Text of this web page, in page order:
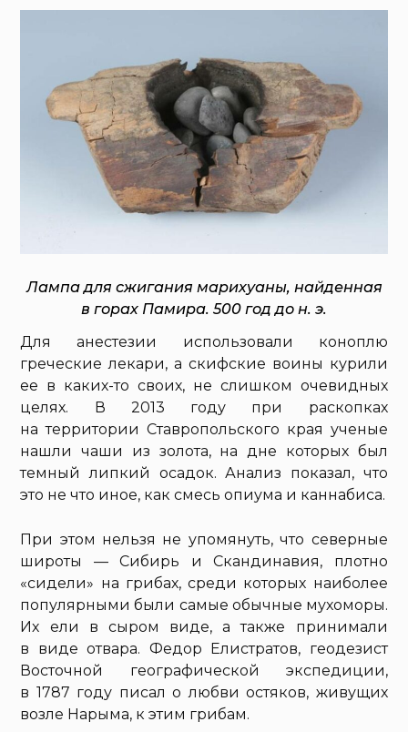
Лампа для сжигания марихуаны, найденная
в горах Памира. 500 год до н. э.
Для анестезии использовали коноплю
греческие лекари, а скифские воины курили
ее в каких-то своих, не слишком очевидных
целях. В 2013 году при раскопках
на территории Ставропольского края ученые
нашли чаши из золота, на дне которых был
темный липкий осадок. Анализ показал, что
это не что иное, как смесь опиума и каннабиса.
При этом нельзя не упомянуть, что северные
широты — Сибирь и Скандинавия, плотно
«сидели» на грибах, среди которых наиболее
популярными были самые обычные мухоморы.
Их ели в сыром виде, а также принимали
в виде отвара. Федор Елистратов, геодезист
Восточной географической экспедиции,
в 1787 году писал о любви остяков, живущих
возле Нарыма, к этим грибам.